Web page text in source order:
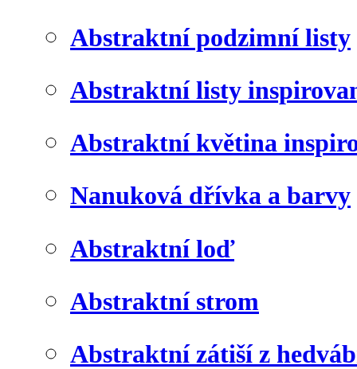
Abstraktní podzimní listy
Abstraktní listy
Abstraktní květina
Nanuková dřívka a barvy
Abstraktní loď
Abstraktní strom
Abstraktní zátiší z